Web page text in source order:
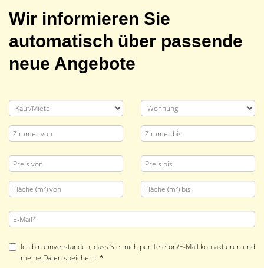
Wir informieren Sie
automatisch über passende
neue Angebote
Ich bin einverstanden, dass Sie mich per Telefon/E-Mail kontaktieren und
meine Daten speichern. *